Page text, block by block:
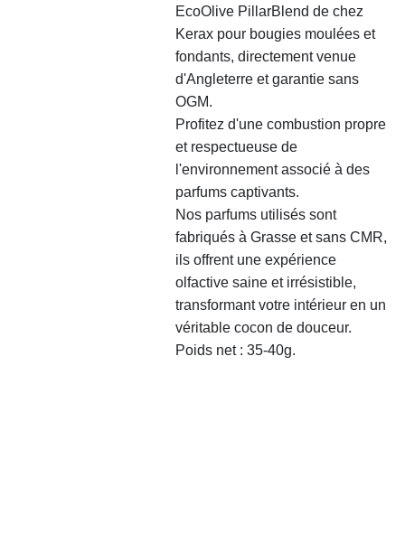
EcoOlive PillarBlend de chez
Kerax pour bougies moulées et
fondants, directement venue
d'Angleterre et garantie sans
OGM.
Profitez d'une combustion propre
et respectueuse de
l'environnement associé à des
parfums captivants.
Nos parfums utilisés sont
fabriqués à Grasse et sans CMR,
ils offrent une expérience
olfactive saine et irrésistible,
transformant votre intérieur en un
véritable cocon de douceur.
Poids net : 35-40g.